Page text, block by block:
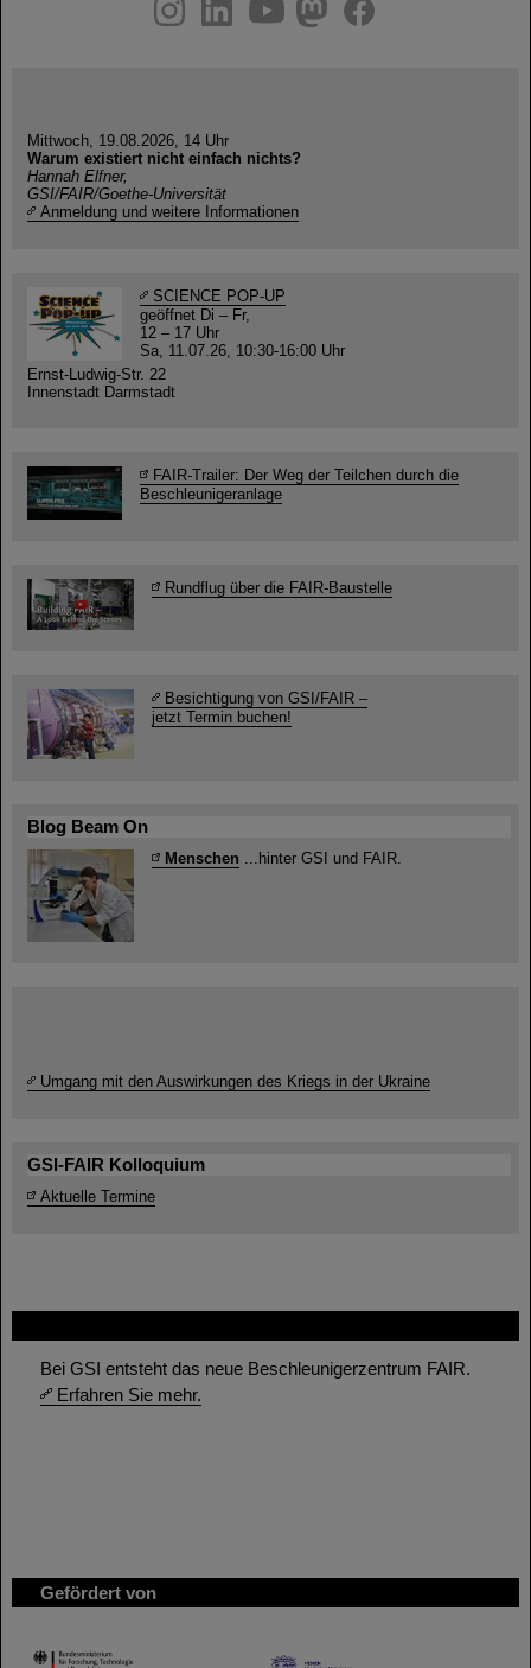
Bei GSI entsteht das neue Beschleunigerzentrum FAIR.
Erfahren Sie mehr.
Gefördert von
HMWK
Mittwoch, 19.08.2026, 14 Uhr
Warum existiert nicht einfach nichts?
Hannah Elfner,
GSI/FAIR/Goethe-Universität
Anmeldung und weitere Informationen
SCIENCE POP-UP
geöffnet Di – Fr,
12 – 17 Uhr
Sa, 11.07.26, 10:30-16:00 Uhr
Ernst-Ludwig-Str. 22
Innenstadt Darmstadt
FAIR-Trailer: Der Weg der Teilchen durch die
Beschleunigeranlage
Rundflug über die FAIR-Baustelle
Besichtigung von GSI/FAIR –
jetzt Termin buchen!
Blog Beam On
Menschen ...hinter GSI und FAIR.
Umgang mit den Auswirkungen des Kriegs in der Ukraine
GSI-FAIR Kolloquium
Aktuelle Termine